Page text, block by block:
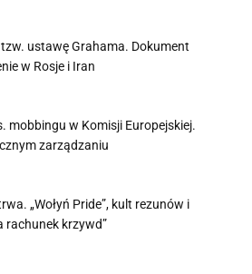
tzw. ustawę Grahama. Dokument
w Rosje i Iran
mobbingu w Komisji Europejskiej.
zarządzaniu
„Wołyń Pride”, kult rezunów i
rachunek krzywd”